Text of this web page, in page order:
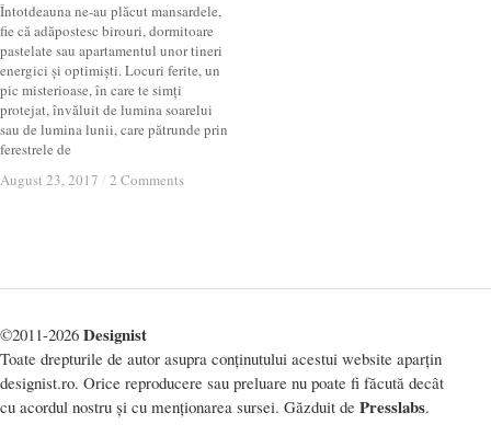
Întotdeauna ne-au plăcut mansardele,
fie că adăpostesc birouri, dormitoare
pastelate sau apartamentul unor tineri
energici și optimiști. Locuri ferite, un
pic misterioase, în care te simți
protejat, învăluit de lumina soarelui
sau de lumina lunii, care pătrunde prin
ferestrele de
August 23, 2017 / 2 Comments
August 23, 2017 / 2 Comments
©2011-2026 Designist
Toate drepturile de autor asupra conținutului acestui website aparțin
designist.ro. Orice reproducere sau preluare nu poate fi făcută decât
cu acordul nostru și cu menționarea sursei. Găzduit de Presslabs.